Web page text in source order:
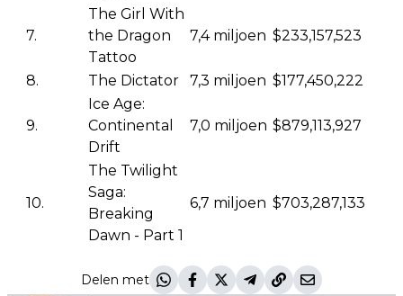
7.
The Girl With
the Dragon
Tattoo
7,4 miljoen $233,157,523
8. The Dictator 7,3 miljoen $177,450,222
9.
Ice Age:
Continental
Drift
7,0 miljoen $879,113,927
10.
The Twilight
Saga:
Breaking
Dawn - Part 1
6,7 miljoen $703,287,133
Delen met